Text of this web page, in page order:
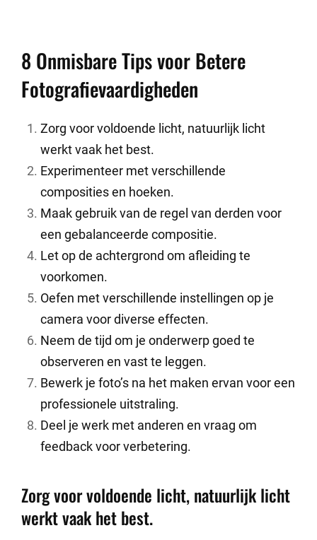
8 Onmisbare Tips voor Betere
Fotografievaardigheden
Zorg voor voldoende licht, natuurlijk licht
werkt vaak het best.
Experimenteer met verschillende
composities en hoeken.
Maak gebruik van de regel van derden voor
een gebalanceerde compositie.
Let op de achtergrond om afleiding te
voorkomen.
Oefen met verschillende instellingen op je
camera voor diverse effecten.
Neem de tijd om je onderwerp goed te
observeren en vast te leggen.
Bewerk je foto’s na het maken ervan voor een
professionele uitstraling.
Deel je werk met anderen en vraag om
feedback voor verbetering.
Zorg voor voldoende licht, natuurlijk licht
werkt vaak het best.